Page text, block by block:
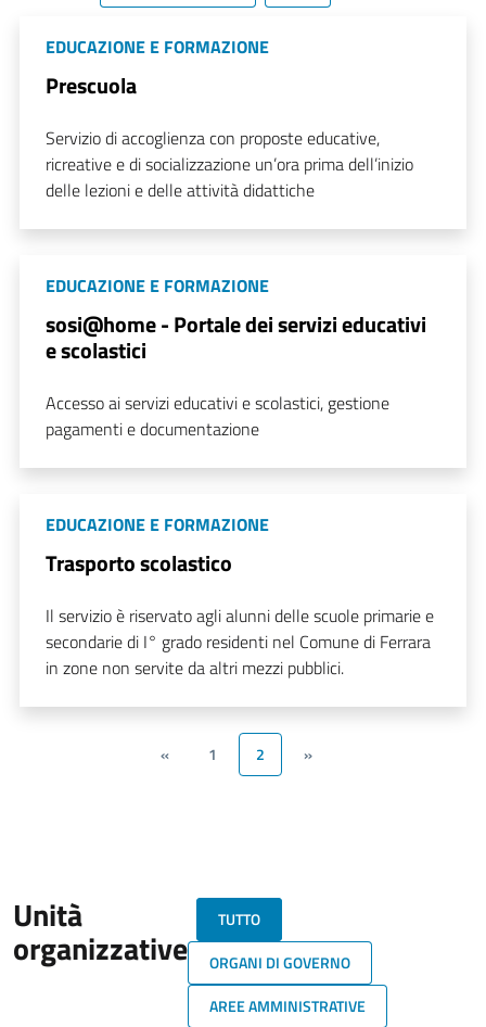
EDUCAZIONE E FORMAZIONE
Prescuola
Servizio di accoglienza con proposte educative,
ricreative e di socializzazione un’ora prima dell’inizio
delle lezioni e delle attività didattiche
EDUCAZIONE E FORMAZIONE
sosi@home - Portale dei servizi educativi
e scolastici
Accesso ai servizi educativi e scolastici, gestione
pagamenti e documentazione
EDUCAZIONE E FORMAZIONE
Trasporto scolastico
Il servizio è riservato agli alunni delle scuole primarie e
secondarie di I° grado residenti nel Comune di Ferrara
in zone non servite da altri mezzi pubblici.
« 1 2 »
Unità
organizzative
TUTTO
ORGANI DI GOVERNO
AREE AMMINISTRATIVE